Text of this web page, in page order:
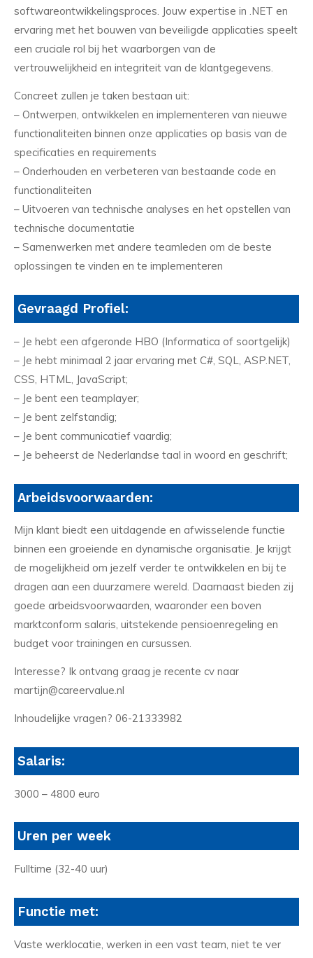
softwareontwikkelingsproces. Jouw expertise in .NET en
ervaring met het bouwen van beveiligde applicaties speelt
een cruciale rol bij het waarborgen van de
vertrouwelijkheid en integriteit van de klantgegevens.
Concreet zullen je taken bestaan uit:
– Ontwerpen, ontwikkelen en implementeren van nieuwe
functionaliteiten binnen onze applicaties op basis van de
specificaties en requirements
– Onderhouden en verbeteren van bestaande code en
functionaliteiten
– Uitvoeren van technische analyses en het opstellen van
technische documentatie
– Samenwerken met andere teamleden om de beste
oplossingen te vinden en te implementeren
Gevraagd Profiel:
– Je hebt een afgeronde HBO (Informatica of soortgelijk)
– Je hebt minimaal 2 jaar ervaring met C#, SQL, ASP.NET,
CSS, HTML, JavaScript;
– Je bent een teamplayer;
– Je bent zelfstandig;
– Je bent communicatief vaardig;
– Je beheerst de Nederlandse taal in woord en geschrift;
Arbeidsvoorwaarden:
Mijn klant biedt een uitdagende en afwisselende functie
binnen een groeiende en dynamische organisatie. Je krijgt
de mogelijkheid om jezelf verder te ontwikkelen en bij te
dragen aan een duurzamere wereld. Daarnaast bieden zij
goede arbeidsvoorwaarden, waaronder een boven
marktconform salaris, uitstekende pensioenregeling en
budget voor trainingen en cursussen.
Interesse? Ik ontvang graag je recente cv naar
martijn@careervalue.nl
Inhoudelijke vragen? 06-21333982
Salaris:
3000 – 4800 euro
Uren per week
Fulltime (32-40 uur)
Functie met:
Vaste werklocatie, werken in een vast team, niet te ver